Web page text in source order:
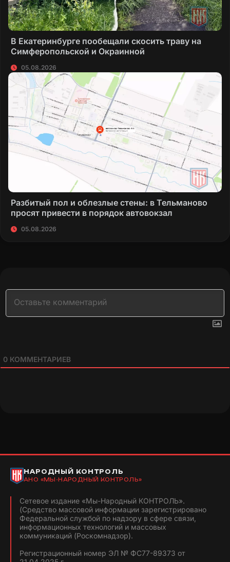
В Екатеринбурге пообещали скосить траву на
Симферопольской и Окраинной
05.08.2026
Разбитый пол и облезлые стены: в Тельманово
просят привести в порядок автовокзал
05.08.2026
0 КОММЕНТАРИЕВ
НАРОДНЫЙ КОНТРОЛЬ
АНО «МЫ-НАРОДНЫЙ КОНТРОЛЬ»
Сетевое издание «Мы-Народный КОНТРОЛЬ».
(Средство массовой информации зарегистрировано
Федеральной службой по надзору в сфере связи,
информационных технологий и массовых
коммуникаций (Роскомнадзор).
Регистрационный номер ЭЛ № ФС77-89373 от